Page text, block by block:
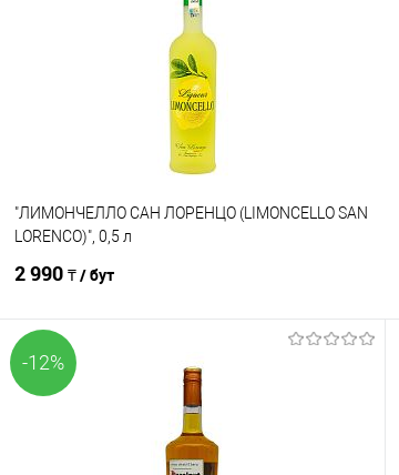
"ЛИМОНЧЕЛЛО САН ЛОРЕНЦО (LIMONCELLO SAN
LORENCO)", 0,5 л
2 990 ₸ / бут
В корзину
-12%